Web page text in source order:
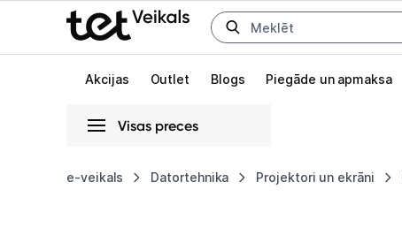
Uz kategorijam Uz galveno saturu
Akcijas Outlet Blogs Piegāde un apmaksa
Visas preces
e-veikals Datortehnika Projektori un ekrāni